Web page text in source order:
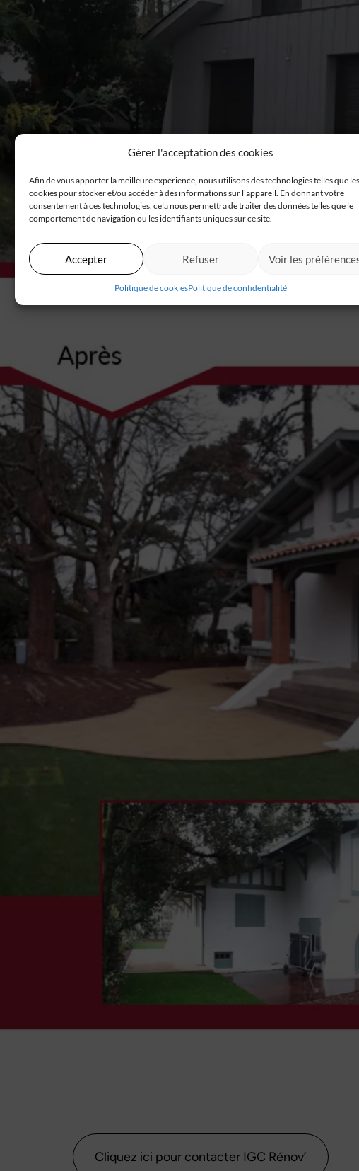
Gérer l'acceptation des cookies
Afin de vous apporter la meilleure expérience, nous utilisons des technologies telles que les
cookies pour stocker et/ou accéder à des informations sur l'appareil. En donnant votre
consentement à ces technologies, cela nous permettra de traiter des données telles que le
comportement de navigation ou les identifiants uniques sur ce site.
Accepter Refuser Voir les
Politique de cookiesPolitique de confidentialité
Cliquez ici pour contacter IGC Rénov’